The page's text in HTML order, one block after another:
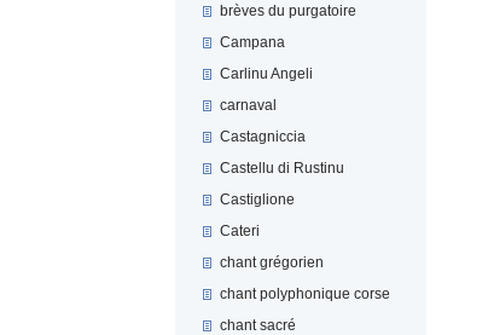
brèves du purgatoire
Campana
Carlinu Angeli
carnaval
Castagniccia
Castellu di Rustinu
Castiglione
Cateri
chant grégorien
chant polyphonique corse
chant sacré